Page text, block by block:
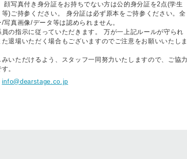
顔写真付き身分証をお持ちでない方は公的身分証を2点(学生
)ご持参ください。 身分証は必ず原本をご持参ください。全
真画像/データ等は認められません。
員の指示に従っていただきます。 万が一上記ルールが守られ
退場いただく場合もございますのでご注意をお願いいたしま
いただけるよう、スタッフ一同努力いたしますので、ご協力
。
info@dearstage.co.jp